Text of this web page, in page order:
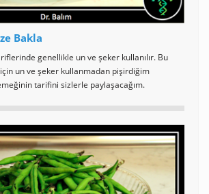
Bakla
genellikle un ve şeker kullanılır. Bu
un ve şeker kullanmadan pişirdiğim
tarifini sizlerle paylaşacağım.